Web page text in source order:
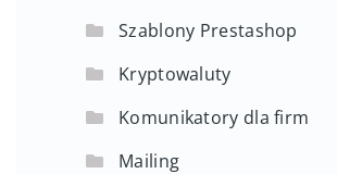
Szablony Prestashop
Kryptowaluty
Komunikatory dla firm
Mailing